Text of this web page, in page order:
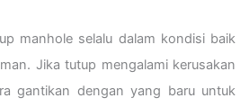
manhole selalu dalam kondisi baik
Jika tutup mengalami kerusakan
gantikan dengan yang baru untuk